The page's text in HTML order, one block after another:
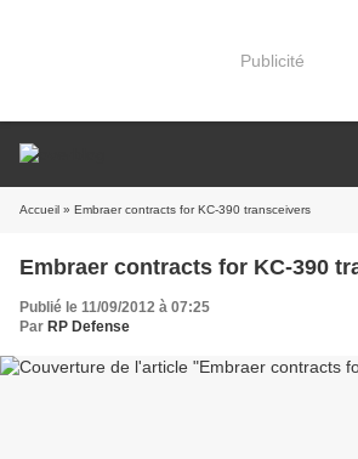
Publicité
Accueil » Embraer contracts for KC-390 transceivers
Embraer contracts for KC-390
Publié le 11/09/2012 à 07:25
Par RP Defense